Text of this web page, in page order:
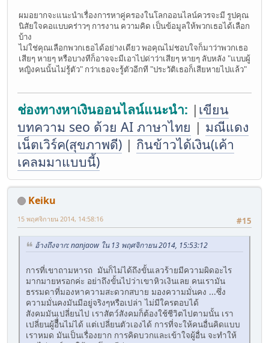
ผมอยากจะแนะนำเรื่องการหาคู่ครองในโลกออนไลน์ควรจะมี รูปคุณ
นิสัยใจคอแบบคร่าวๆ การงาน ความคิด เป็นข้อมูลให้พวกเธอได้เลือก
บ้าง
ไม่ใช่คุณเลือกพวกเธอได้อย่างเดียว พอคุณไม่ชอบใจก็มาว่าพวกเธอ
เสียๆ หายๆ หรือบางทีก็อาจจะมีเอาไปด่าว่าเสียๆ หายๆ ลับหลัง "แบบผู้
หญิงคนนั้นไม่รู้ตัว" กว่าเธอจะรู้ตัวอีกที "ประวัติเธอก็เสียหายไปแล้ว"
ช่องทางหาเงินออนไลน์แนะนำ: | เขียน
บทความ seo ด้วย AI ภาษาไทย | มณีแดง
เน็ตเวิร์ค(สุขภาพดี) | กินข้าวได้เงิน(เค้า
เคลมมาแบบนี้)
Keiku
#15
15 พฤศจิกายน 2014, 14:58:16
อ้างถึงจาก: nanjaow ใน 13 พฤศจิกายน 2014, 15:53:12
การที่เขาถามหารถ มันก็ไม่ได้ถึงขั้นเลวร้ายมีความผิดอะไร
มากมายหรอกค่ะ อย่าถึงขั้นไปว่าเขาหิวเงินเลย คนเรามัน
ธรรมดาที่มองหาความสะดวกสบาย มองความมั่นคง ...ซึ่ง
ความมั่นคงมันมีอยู่จริงๆหรือเปล่า ไม่มีใครตอบได้
สังคมมันเปลี่ยนไป เราสัตว์สังคมก็ต้องใช้ชีวิตไปตามนั้น เรา
เปลี่ยนผู้อืื่นไม่ได้ แต่เปลี่ยนตัวเองได้ การที่จะให้คนอื่นคิดแบบ
เราหมด มันเป็นเรื่องยาก การคิดบวกและเข้าใจผู้อื่น จะทำให้